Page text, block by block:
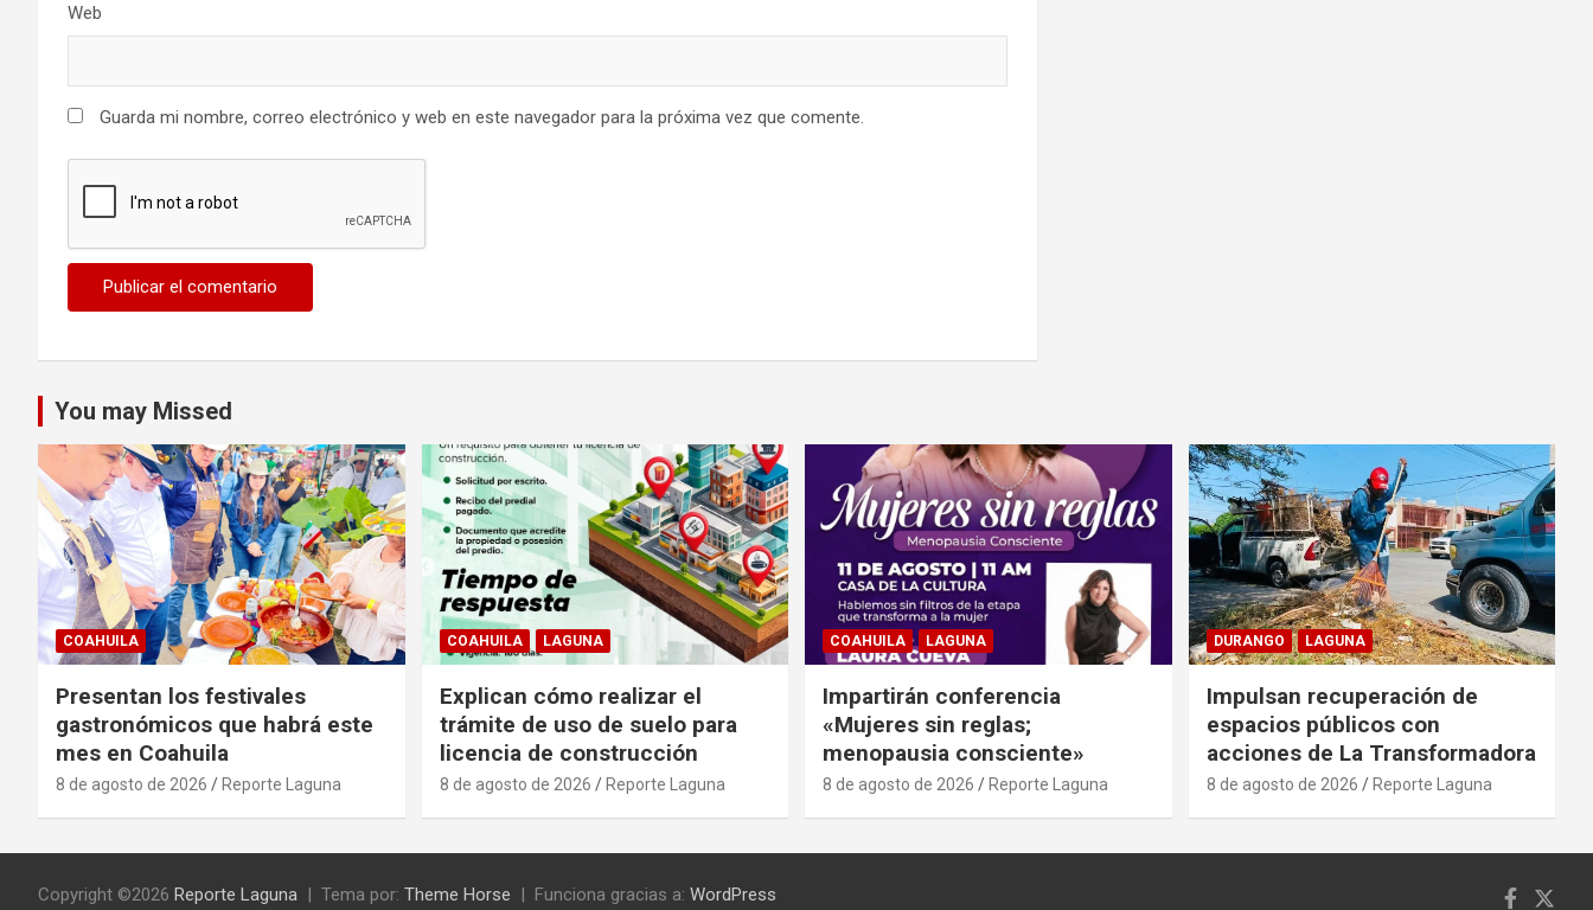
Web
Guarda mi nombre, correo electrónico y web en este navegador para la próxima vez que comente.
You may Missed
COAHUILA
Presentan los festivales
gastronómicos que habrá este
mes en Coahuila
8 de agosto de 2026 Reporte Laguna
COAHUILA LAGUNA
Explican cómo realizar el
trámite de uso de suelo para
licencia de construcción
8 de agosto de 2026 Reporte Laguna
COAHUILA LAGUNA
Impartirán conferencia
«Mujeres sin reglas;
menopausia consciente»
8 de agosto de 2026 Reporte Laguna
DURANGO LAGUNA
Impulsan recuperación de
espacios públicos con
acciones de La Transformadora
8 de agosto de 2026 Reporte Laguna
Copyright ©2026 Reporte Laguna Tema por: Theme Horse Funciona gracias a: WordPress